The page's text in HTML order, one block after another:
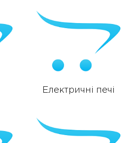
Електричні печі